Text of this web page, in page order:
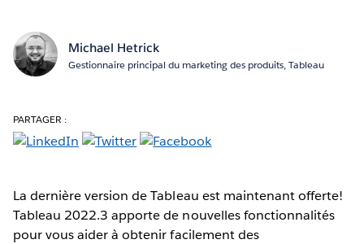
Michael Hetrick
Gestionnaire principal du marketing des produits, Tableau
PARTAGER :
La dernière version de Tableau est maintenant offerte!
Tableau 2022.3 apporte de nouvelles fonctionnalités
pour vous aider à obtenir facilement des